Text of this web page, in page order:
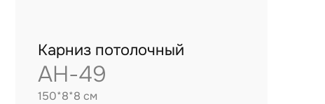
Карниз потолочный
AH-49
150*8*8 см